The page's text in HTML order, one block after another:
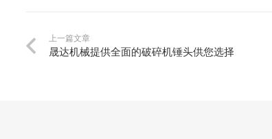
上一篇文章
晟达机械提供全面的破碎机锤头供您选择